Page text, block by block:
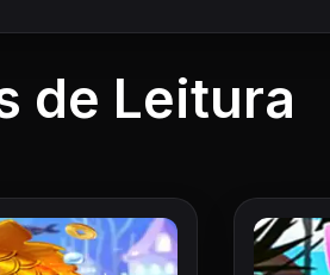
de Leitura